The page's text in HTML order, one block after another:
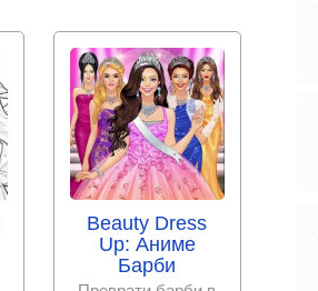
Beauty Dress
Up: Аниме
Барби